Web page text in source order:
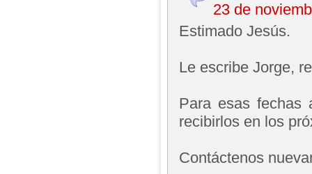
23 de
Estimado Jesús.
Le escribe Jorge,
Para esas fechas
recibirlos en los
Contáctenos